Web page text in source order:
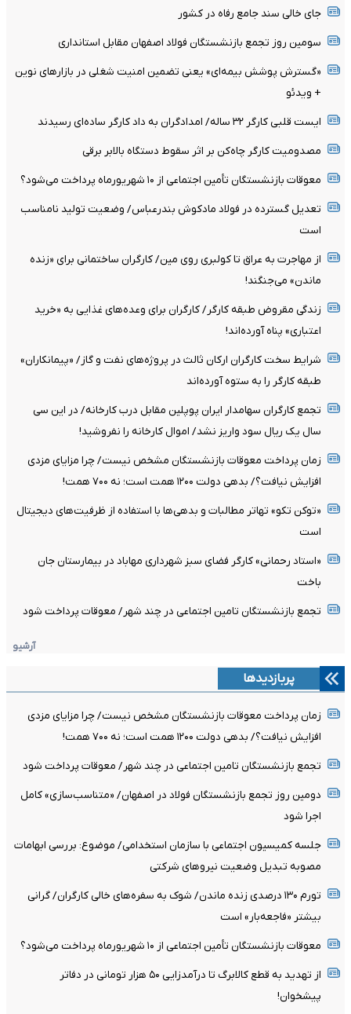
جای خالی سند جامع رفاه در کشور
سومین روز تجمع بازنشستگان فولاد اصفهان مقابل استانداری
«گسترش پوشش بیمه‌ای» یعنی تضمین امنیت شغلی در بازارهای نوین
+ ویدئو
ایست قلبی کارگر ۳۲ ساله/ امدادگران به داد کارگر ساده‌ای رسیدند
مصدومیت کارگر چاه‌کن بر اثر سقوط دستگاه بالابر برقی
معوقات بازنشستگان تأمین اجتماعی از ۱۰ شهریورماه پرداخت می‌شود؟
تعدیل گسترده در فولاد مادکوش بندرعباس/ وضعیت تولید نامناسب
است
از مهاجرت به عراق تا کولبری روی مین/ کارگران ساختمانی برای «زنده
ماندن» می‌جنگند!
زندگی مقروض طبقه کارگر/ کارگران برای وعده‌های غذایی به «خرید
اعتباری» پناه آورده‌اند!
شرایط سخت کارگران ارکان ثالث در پروژه‌های نفت و گاز/ «پیمانکاران»
طبقه کارگر را به ستوه آورده‌اند
تجمع کارگران سهامدار ایران پوپلین مقابل درب کارخانه/ در این سی
سال یک ریال سود واریز نشد/ اموال کارخانه را نفروشید!
زمان پرداخت معوقات بازنشستگان مشخص نیست/ چرا مزایای مزدی
افزایش نیافت؟/ بدهی دولت ۱۲۰۰ همت است؛ نه ۷۰۰ همت!
«توکن تکو» تهاتر مطالبات و بدهی‌ها با استفاده از ظرفیت‌های دیجیتال
است
«استاد رحمانی» کارگر فضای سبز شهرداری مهاباد در بیمارستان جان
باخت
تجمع بازنشستگان تامین اجتماعی در چند شهر/ معوقات پرداخت شود
آرشیو
پربازدیدها
زمان پرداخت معوقات بازنشستگان مشخص نیست/ چرا مزایای مزدی
افزایش نیافت؟/ بدهی دولت ۱۲۰۰ همت است؛ نه ۷۰۰ همت!
تجمع بازنشستگان تامین اجتماعی در چند شهر/ معوقات پرداخت شود
دومین روز تجمع بازنشستگان فولاد در اصفهان/ «متناسب‌سازی» کامل
اجرا شود
جلسه کمیسیون اجتماعی با سازمان استخدامی/ موضوع: بررسی ابهامات
مصوبه تبدیل وضعیت نیروهای شرکتی
تورم ۱۳۰ درصدی زنده ماندن/ شوک به سفره‌های خالی کارگران/ گرانی
بیشتر «فاجعه‌بار» است
معوقات بازنشستگان تأمین اجتماعی از ۱۰ شهریورماه پرداخت می‌شود؟
از تهدید به قطع کالابرگ تا درآمدزایی ۵۰ هزار تومانی در دفاتر
پیشخوان!